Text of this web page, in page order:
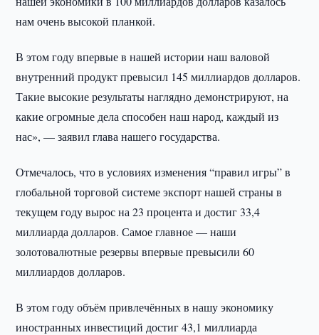
нам очень высокой планкой.
В этом году впервые в нашей истории наш валовой
внутренний продукт превысил 145 миллиардов долларов.
Такие высокие результаты наглядно демонстрируют, на
какие огромные дела способен наш народ, каждый из
нас», — заявил глава нашего государства.
Отмечалось, что в условиях изменения “правил игры” в
глобальной торговой системе экспорт нашей страны в
текущем году вырос на 23 процента и достиг 33,4
миллиарда долларов. Самое главное — наши
золотовалютные резервы впервые превысили 60
миллиардов долларов.
В этом году объём привлечённых в нашу экономику
иностранных инвестиций достиг 43,1 миллиарда